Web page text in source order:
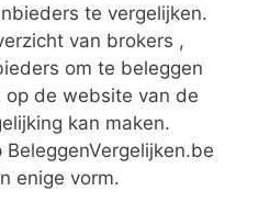
te vergelijken.
van brokers ,
om te beleggen
de website van de
kan maken.
enige vorm.